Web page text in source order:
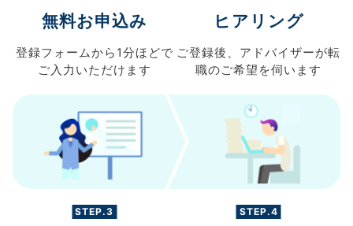
無料お申込み
登録フォームから 1分ほどで
ご入力 いただけます
ヒアリング
ご登録後、 アドバイザーが転
職のご希望を伺います
STEP.3 STEP.4